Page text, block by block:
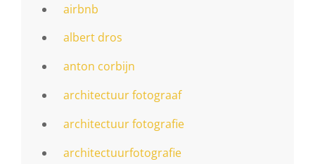
airbnb
albert dros
anton corbijn
architectuur fotograaf
architectuur fotografie
architectuurfotografie